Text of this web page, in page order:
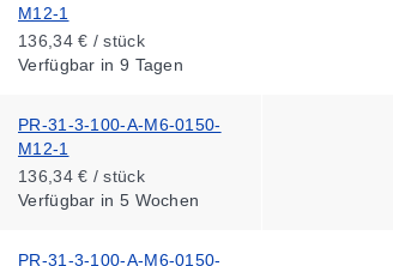
M12-1
136,34 € / stück
Verfügbar in 9 Tagen
PR-31-3-100-A-M6-0150-
M12-1
136,34 € / stück
Verfügbar in 5 Wochen
PR-31-3-100-A-M6-0150-